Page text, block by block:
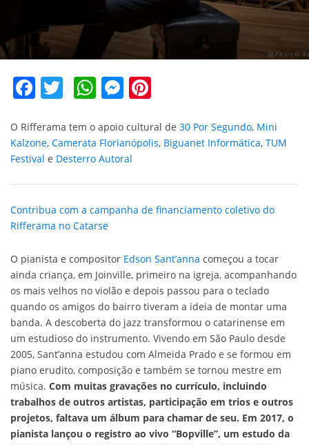
Facebook
Twitter
WhatsApp
Messenger
O Rifferama tem o apoio cultural de 30 Por Segundo, Mini
Kalzone, Camerata Florianópolis, Biguanet Informática, TUM
Festival e Desterro Autoral
Contribua com a campanha de financiamento coletivo do
Rifferama no Catarse
O pianista e compositor Edson Sant’anna começou a tocar
ainda criança, em Joinville, primeiro na igreja, acompanhando
os mais velhos no violão e depois passou para o teclado
quando os amigos do bairro tiveram a ideia de montar uma
banda. A descoberta do jazz transformou o catarinense em
um estudioso do instrumento. Vivendo em São Paulo desde
2005, Sant’anna estudou com Almeida Prado e se formou em
piano erudito, composição e também se tornou mestre em
música. Com muitas gravações no currículo, incluindo
trabalhos de outros artistas, participação em trios e outros
projetos, faltava um álbum para chamar de seu. Em 2017, o
pianista lançou o registro ao vivo “Bopville”, um estudo da